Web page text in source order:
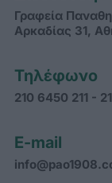
Γραφεία
Αρκαδίας 31,
Τηλέφωνο
210 6450 211 -
E-mail